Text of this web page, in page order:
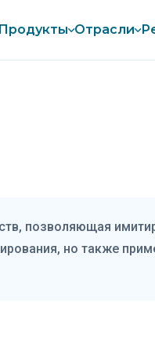
Отрасли
позволяющая
но также